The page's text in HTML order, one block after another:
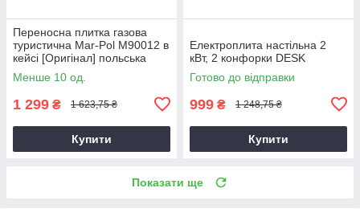
Переносна плитка газова
туристична Mar-Pol M90012 в
кейсі [Оригінал] польська
Менше 10 од.
1 299 ₴ 1 623,75 ₴
Купити
Електроплита настільна 2
кВт, 2 конфорки DESK
Готово до відправки
999 ₴ 1 248,75 ₴
Купити
Показати ще